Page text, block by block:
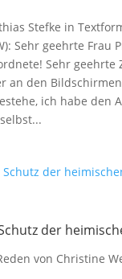
Stefke in
Sehr geehrte Frau
Sehr geehrte
an den
ich habe den
der
von Christine